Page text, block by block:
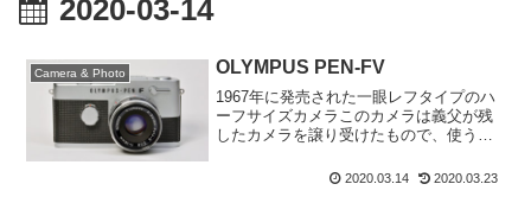
2020-03-14
Camera & Photo OLYMPUS PEN-FV
1967年に発売された一眼レフタイプのハ
ーフサイズカメラこのカメラは義父が残
したカメラを譲り受けたもので、使うこ
いた時期もありました。自分で購入した
2020.03.14 2020.03.23